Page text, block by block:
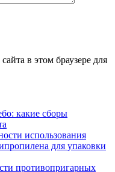
в этом браузере для
какие сборы
использования
для упаковки
противопригарных